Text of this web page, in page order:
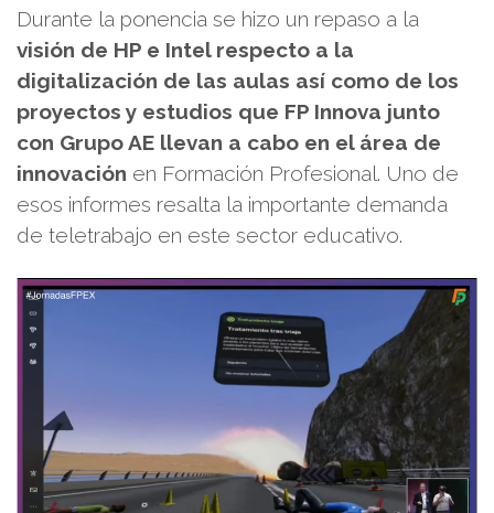
Durante la ponencia se hizo un repaso a la
visión de HP e Intel respecto a la
digitalización de las aulas así como de los
proyectos y estudios que FP Innova junto
con Grupo AE llevan a cabo en el área de
innovación en Formación Profesional. Uno de
esos informes resalta la importante demanda
de teletrabajo en este sector educativo.